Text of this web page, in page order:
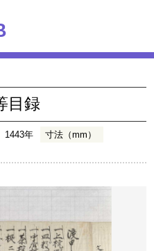
目録
1443年
寸法（mm）